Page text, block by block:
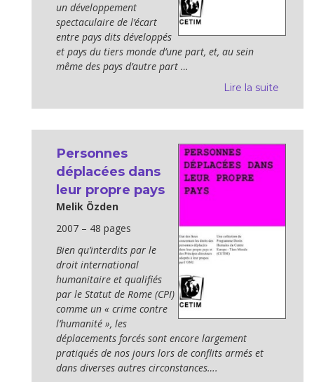
un développement
spectaculaire de l’écart
entre pays dits dévelop­pés
et pays du tiers monde d’une part, et, au sein
même des pays d’autre part …
Lire la suite
Personnes
déplacées dans
leur propre pays
Melik Özden
2007 – 48 pages
Bien qu’interdits par le
droit international
humanitaire et qualifiés
par le Statut de Rome (CPI)
comme un « crime contre
l’humanité », les
déplacements forcés sont encore largement
pratiqués de nos jours lors de conflits armés et
dans diverses autres circonstances….